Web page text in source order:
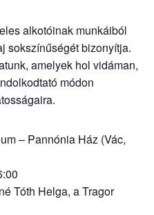
alkotóinak munkáiból
sokszínűségét bizonyítja.
amelyek hol vidáman,
módon
– Pannónia Ház (Vác,
Tóth Helga, a Tragor